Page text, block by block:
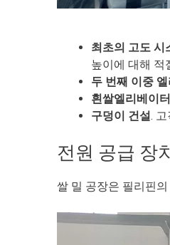
최초의 고도 시
높이에 대해 적
두 번째 이중
흰쌀엘리베이터
구덩이 건설.
전원 공급 장
쌀 밀 공장은 필리핀